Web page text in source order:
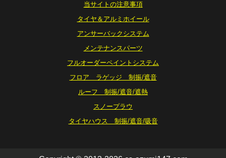
当サイトの注意事項
タイヤ＆アルミホイール
アンサーバックシステム
メンテナンスパーツ
フルオーダーペイントシステム
フロア ラゲッジ 制振/遮音
ルーフ 制振/遮音/遮熱
スノープラウ
タイヤハウス 制振/遮音/吸音